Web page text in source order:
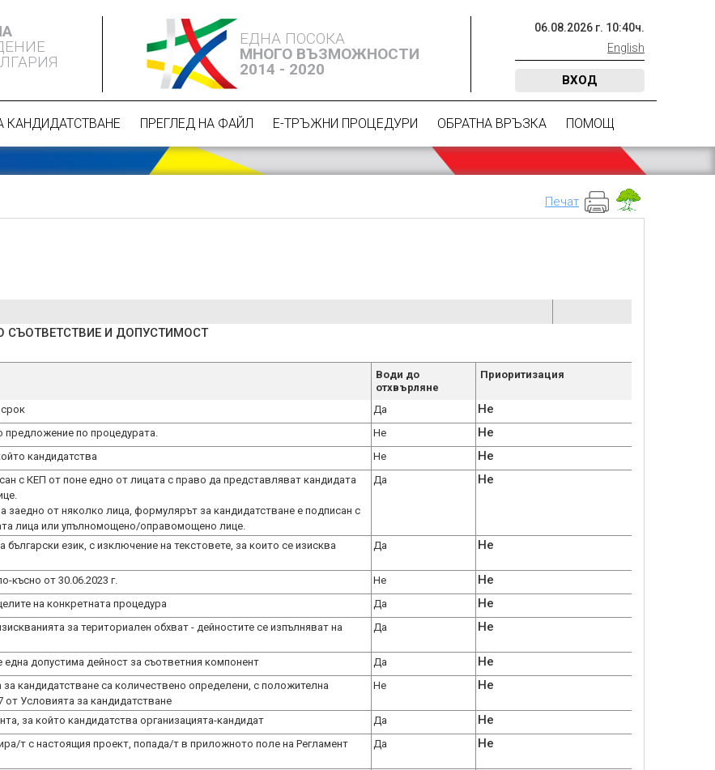
ЕДНА ПОСОКА
МНОГО ВЪЗМОЖНОСТИ
2014 - 2020
06.08.2026 г. 10:40ч.
English
ВХОД
КАНДИДАТСТВАНЕ ПРЕГЛЕД НА ФАЙЛ Е-ТРЪЖНИ ПРОЦЕДУРИ ОБРАТНА ВРЪЗКА ПОМОЩ
Печат
СЪОТВЕТСТВИЕ И ДОПУСТИМОСТ
Води до
отхвърляне
Приоритизация
Да Не
предложение по процедурата. Не Не
кандидатства Не Не
с КЕП от поне едно от лицата с право да представляват кандидата
заедно от няколко лица, формулярът за кандидатстване е подписан с
Да Не
език, с изключение на текстовете, за които се изисква
Да Не
късно от 30.06.2023 г. Не Не
на конкретната процедура Да Не
за териториален обхват - дейностите се изпълняват на
Да Не
допустима дейност за съответния компонент Да Не
кандидатстване са количествено определени, с положителна
от Условията за кандидатстване
Не Не
за който кандидатства организацията-кандидат Да Не
т с настоящия проект, попада/т в приложното поле на Регламент
Да Не